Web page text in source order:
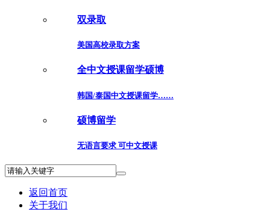
双录取
美国高校录取方案
全中文授课留学硕博
韩国/泰国中文授课留学……
硕博留学
无语言要求 可中文授课
返回首页
关于我们